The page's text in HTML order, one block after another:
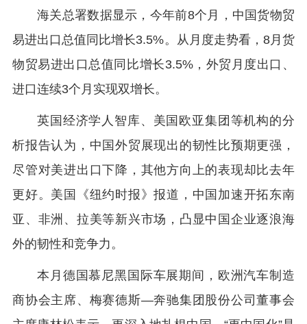
海关总署数据显示，今年前8个月，中国货物贸
易进出口总值同比增长3.5%。从月度走势看，8月货
物贸易进出口总值同比增长3.5%，外贸月度出口、
进口连续3个月实现双增长。
英国经济学人智库、美国欧亚集团等机构的分
析报告认为，中国外贸展现出的韧性比预期更强，
尽管对美进出口下降，其他方向上的表现却比去年
更好。美国《纽约时报》报道，中国加速开拓东南
亚、非洲、拉美等新兴市场，凸显中国企业逐浪海
外的韧性和竞争力。
本月德国慕尼黑国际车展期间，欧洲汽车制造
商协会主席、梅赛德斯—奔驰集团股份公司董事会